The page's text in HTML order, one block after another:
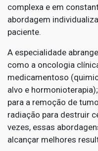
complexa e em
abordagem
paciente.
A especialidade
como a oncologia
medicamentoso
alvo e
para a remoção de
radiação para destruir
vezes, essas
alcançar melhores